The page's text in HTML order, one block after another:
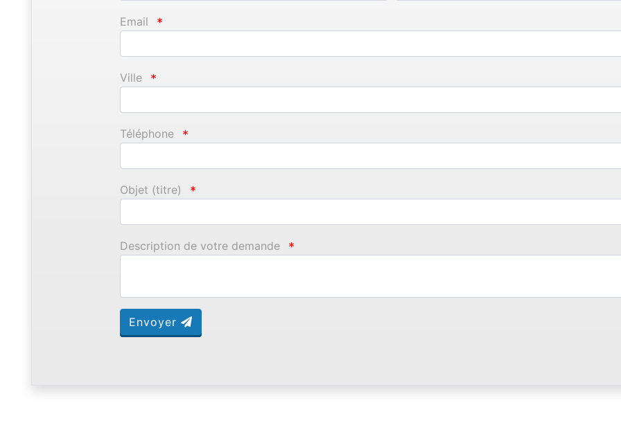
Email *
Ville *
Téléphone *
Objet (titre) *
Description de votre demande *
Envoyer